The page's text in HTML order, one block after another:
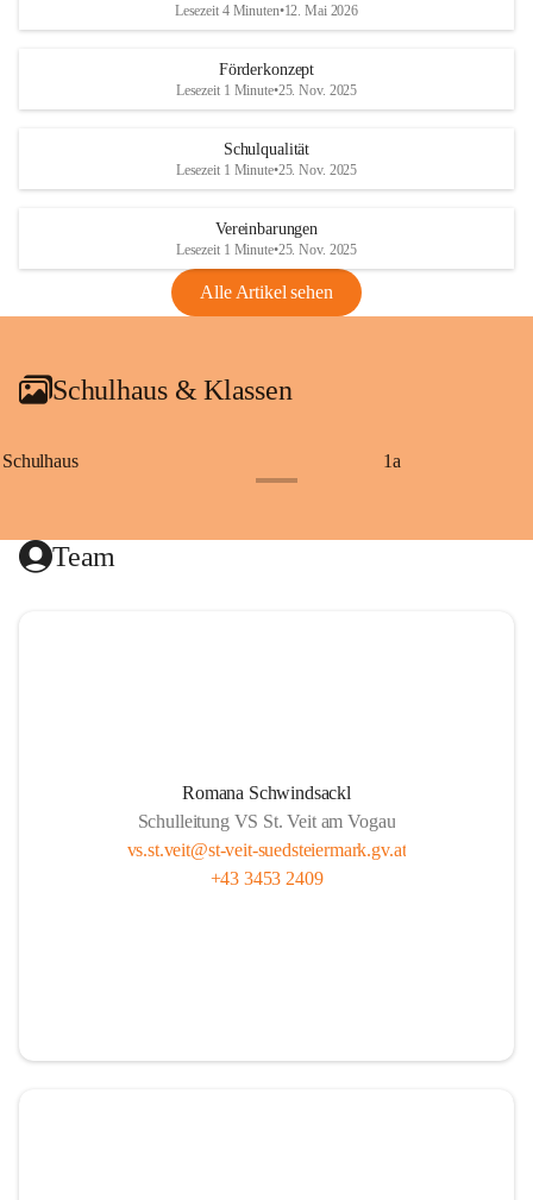
Lesezeit 4 Minuten•12. Mai 2026
Förderkonzept
Lesezeit 1 Minute•25. Nov. 2025
Schulqualität
Lesezeit 1 Minute•25. Nov. 2025
Vereinbarungen
Lesezeit 1 Minute•25. Nov. 2025
Alle Artikel sehen
Schulhaus & Klassen
Schulhaus 1a
Team
Romana Schwindsackl
Schulleitung VS St. Veit am Vogau
vs.st.veit@st-veit-suedsteiermark.gv.at
+43 3453 2409